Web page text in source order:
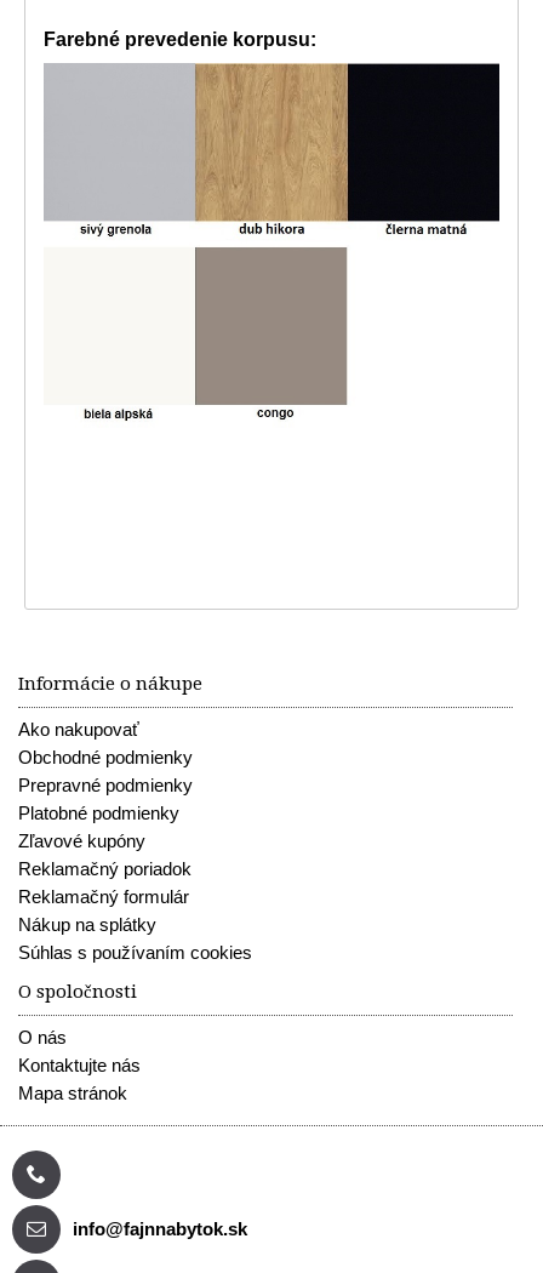
Farebné prevedenie korpusu:
Informácie o nákupe
Ako nakupovať
Obchodné podmienky
Prepravné podmienky
Platobné podmienky
Zľavové kupóny
Reklamačný poriadok
Reklamačný formulár
Nákup na splátky
Súhlas s používaním cookies
O spoločnosti
O nás
Kontaktujte nás
Mapa stránok
info@fajnnabytok.sk